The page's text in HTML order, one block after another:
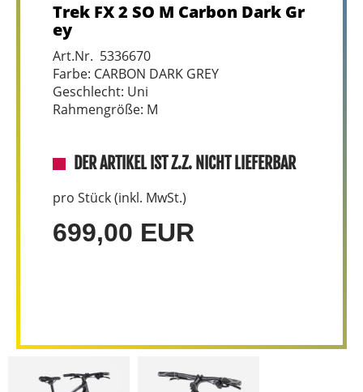
Trek FX 2 SO M Carbon Dark Gr
ey
Art.Nr. 5336670
Farbe: CARBON DARK GREY
Geschlecht: Uni
Rahmengröße: M
DER ARTIKEL IST Z.Z. NICHT LIEFERBAR
pro Stück (inkl. MwSt.)
699,00 EUR